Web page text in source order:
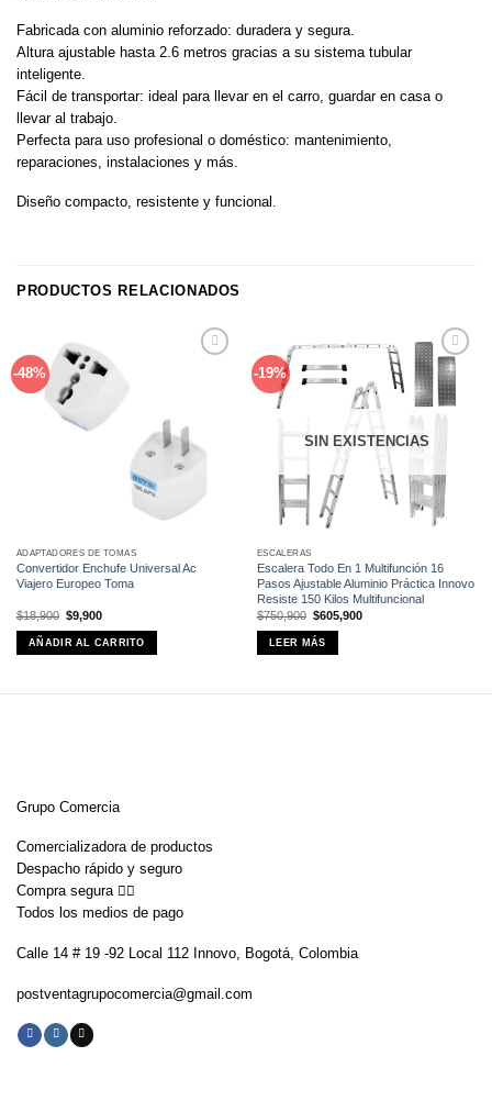
Fabricada con aluminio reforzado: duradera y segura.
Altura ajustable hasta 2.6 metros gracias a su sistema tubular
inteligente.
Fácil de transportar: ideal para llevar en el carro, guardar en casa o
llevar al trabajo.
Perfecta para uso profesional o doméstico: mantenimiento,
reparaciones, instalaciones y más.
Diseño compacto, resistente y funcional.
PRODUCTOS RELACIONADOS
-48%
ADAPTADORES DE TOMAS
Convertidor Enchufe Universal Ac
Viajero Europeo Toma
$18,900 El
precio
original
era:
$18,900.
$9,900El
actual
es:
$9,900.
AÑADIR AL CARRITO
-19%
Añadir
a la
lista de
deseos
SIN EXISTENCIAS
ESCALERAS
Escalera Todo En 1 Multifunción 16
Pasos Ajustable Aluminio Práctica Innovo
Resiste 150 Kilos Multifuncional
$750,900 El
precio
original
era:
$750,900.
$605,900El
LEER MÁS
Grupo Comercia
Comercializadora de productos
Despacho rápido y seguro
Compra segura 👇🏼
Todos los medios de pago
Calle 14 # 19 -92 Local 112 Innovo, Bogotá, Colombia
postventagrupocomercia@gmail.com